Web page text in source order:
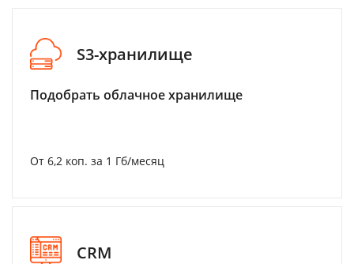
S3-хранилище
Подобрать облачное хранилище
От 6,2 коп. за 1 Гб/месяц
CRM